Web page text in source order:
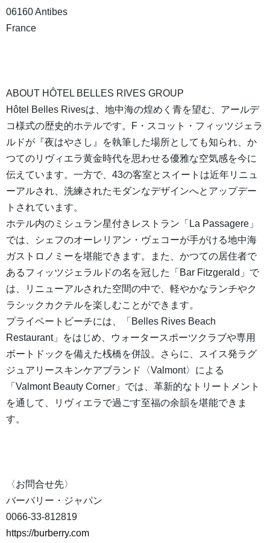
06160 Antibes
France
ABOUT HÔTEL BELLES RIVES GROUP
Hôtel Belles Rivesは、地中海の煌めく青を望む、アールデ
コ様式の歴史的ホテルです。F・スコット・フィッツジェラ
ルドが『夜はやさし』を執筆した場所としても知られ、か
つてのリヴィエラ黄金時代を思わせる優雅な空気感を今に
伝えています。一方で、43の客室とスイートは近年リニュ
ーアルされ、洗練されたモダンなデザインへとアップデー
トされています。
ホテル内のミシュラン星付きレストラン「La Passagere」
では、シェフのオーレリアン・ヴェコーが手がける地中海
ガストロノミーを堪能できます。また、かつての居住者で
あるフィッツジェラルドの名を冠した「Bar Fitzgerald」で
は、リニューアルされた空間の中で、軽やかなランチやク
ラシックカクテルを楽しむことができます。
プライベートビーチには、「Belles Rives Beach
Restaurant」をはじめ、ウォータースポーツクラブや専用
ボートドックを備えた桟橋を併設。さらに、スイス発ラグ
ジュアリースキンケアブランド〈Valmont〉による
「Valmont Beauty Corner」では、革新的なトリートメント
を通して、リヴィエラで過ごす至福の余韻を堪能できま
す。
〈お問合せ先〉
バーバリー・ジャパン
0066-33-812819
https://burberry.com